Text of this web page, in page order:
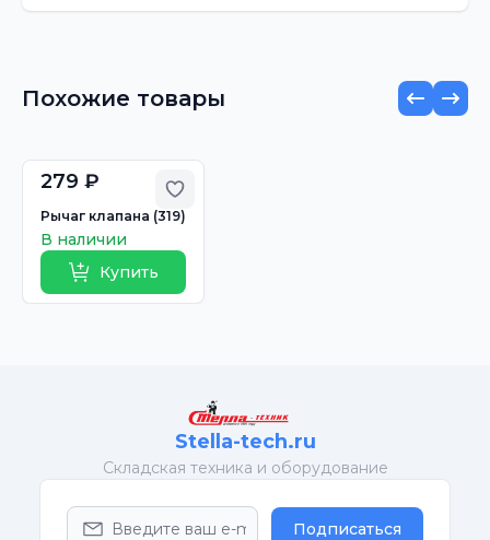
Похожие товары
Добавить в избранное
279 ₽
Рычаг клапана (319)
В наличии
Купить
Stella-tech.ru
Cкладская техника и оборудование
Подписаться